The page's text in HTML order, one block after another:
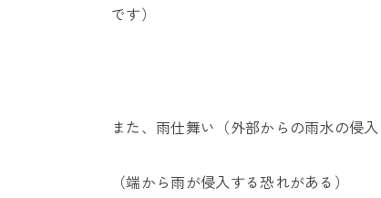
です）
また、雨仕舞い（外部からの雨水の侵
（端から雨が侵入する恐れがある）